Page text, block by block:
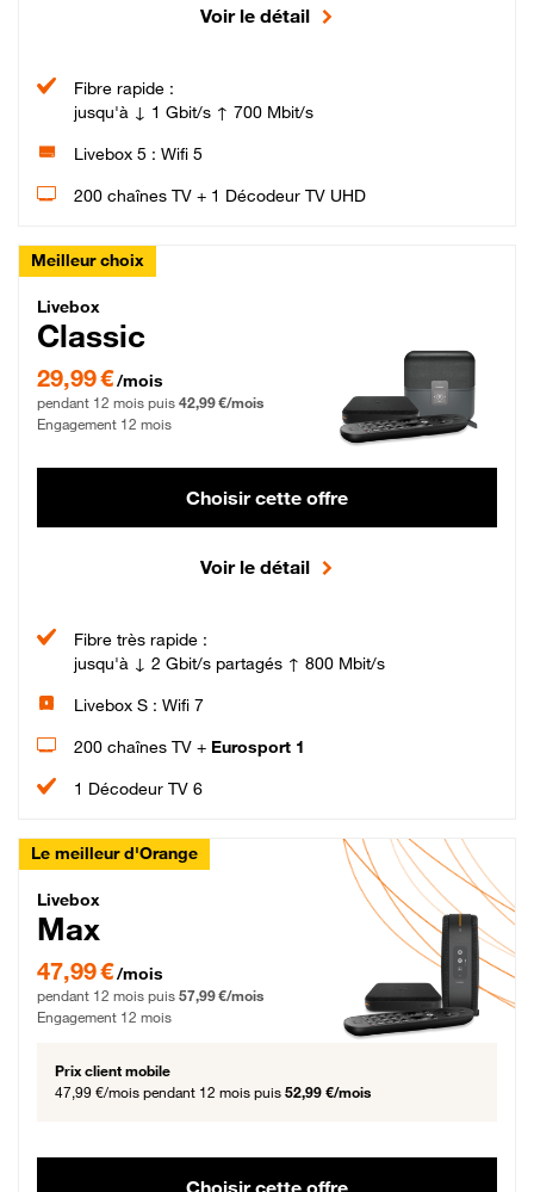
Voir le détail
Fibre rapide :
jusqu'à ↓ 1 Gbit/s ↑ 700 Mbit/s
Livebox 5 : Wifi 5
200 chaînes TV + 1 Décodeur TV UHD
Meilleur choix
Livebox Classic Fibre
Livebox
Classic
29,99 € par mois pendant 12 mois puis 42,99 € par mois, Engagement 12 mois
29,99 €/mois
pendant 12 mois puis 42,99 €/mois
Engagement 12 mois
Choisir cette offre
Voir le détail
Fibre très rapide :
jusqu'à ↓ 2 Gbit/s partagés ↑ 800 Mbit/s
Livebox S : Wifi 7
200 chaînes TV + Eurosport 1
1 Décodeur TV 6
Le meilleur d'Orange
Livebox Max Fibre
Livebox
Max
47,99 € par mois pendant 12 mois puis 57,99 € par mois, Engagement 12 mois
47,99 €/mois
pendant 12 mois puis 57,99 €/mois
Engagement 12 mois
Prix client mobile
47,99 €/mois pendant 12 mois puis 52,99 €/mois
Choisir cette offre